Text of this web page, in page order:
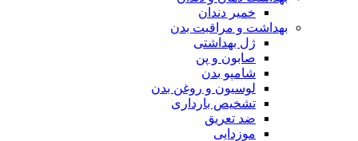
خمیر دندان
بهداشت و مراقبت بدن
ژل بهداشتی
صابون و پن
شامپو بدن
لوسیون و روغن بدن
تشخیص بارداری
ضد تعریق
موزدایی